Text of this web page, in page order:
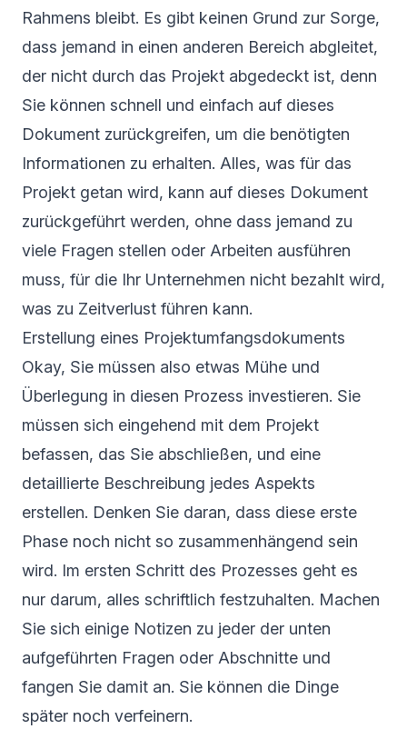
Rahmens bleibt. Es gibt keinen Grund zur Sorge,
dass jemand in einen anderen Bereich abgleitet,
der nicht durch das Projekt abgedeckt ist, denn
Sie können schnell und einfach auf dieses
Dokument zurückgreifen, um die benötigten
Informationen zu erhalten. Alles, was für das
Projekt getan wird, kann auf dieses Dokument
zurückgeführt werden, ohne dass jemand zu
viele Fragen stellen oder Arbeiten ausführen
muss, für die Ihr Unternehmen nicht bezahlt wird,
was zu Zeitverlust führen kann.
Erstellung eines Projektumfangsdokuments
Okay, Sie müssen also etwas Mühe und
Überlegung in diesen Prozess investieren. Sie
müssen sich eingehend mit dem Projekt
befassen, das Sie abschließen, und eine
detaillierte Beschreibung jedes Aspekts
erstellen. Denken Sie daran, dass diese erste
Phase noch nicht so zusammenhängend sein
wird. Im ersten Schritt des Prozesses geht es
nur darum, alles schriftlich festzuhalten. Machen
Sie sich einige Notizen zu jeder der unten
aufgeführten Fragen oder Abschnitte und
fangen Sie damit an. Sie können die Dinge
später noch verfeinern.